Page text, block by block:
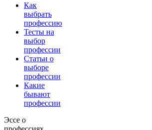
Как
выбрать
профессию
Тесты на
выбор
профессии
Статьи о
выборе
профессии
Какие
бывают
профессии
Эссе о